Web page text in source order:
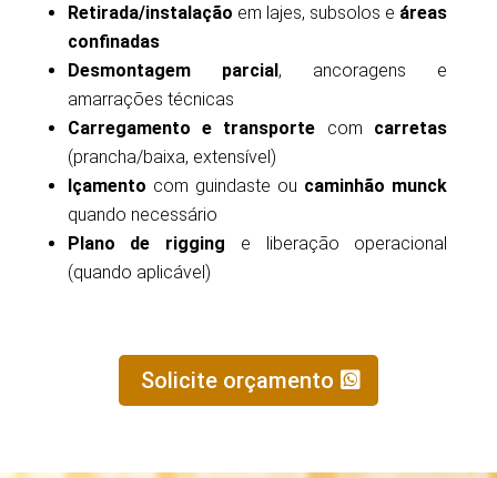
Retirada/instalação em lajes, subsolos e áreas
confinadas
Desmontagem parcial, ancoragens e
amarrações técnicas
Carregamento e transporte com carretas
(prancha/baixa, extensível)
Içamento com guindaste ou caminhão munck
quando necessário
Plano de rigging e liberação operacional
(quando aplicável)
Solicite orçamento